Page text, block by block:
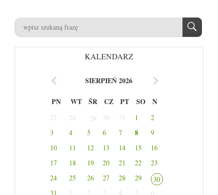
KALENDARZ
SIERPIEŃ 2026
PN WT ŚR CZ PT SO N
27 28 29 30 31 1
2
3
4 5 6 7 8
9
10
11 12 13 14 15
16
17
18 19 20 21 22
23
24
25 26 27 28 29
30
31
1 2 3 4 5 6